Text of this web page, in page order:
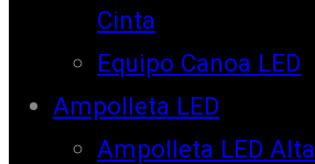
Cinta
Equipo Canoa LED
Ampolleta LED
Ampolleta LED Alta